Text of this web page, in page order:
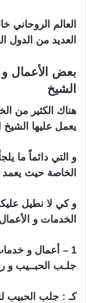
العالم الروحاني
العديد من الدول
بعض الأعمال و
الشيخ
هناك الكثير من
يعمل عليها الشيخ
و التي دائماً ما
الخاصة حيث يعمد
و كي لا نطيل
الخدمات و
1 – أعمال و
جلـب الحبــيب و
كـ : جلب الحبيب